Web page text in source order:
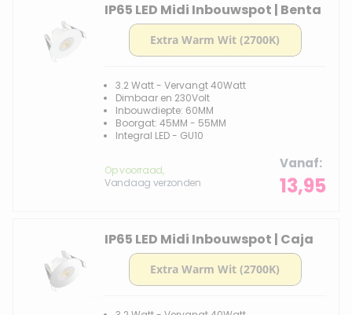
IP65 LED Midi Inbouwspot | Benta
3.2 Watt - Vervangt 40Watt
Dimbaar en 230Volt
Inbouwdiepte: 60MM
Boorgat: 45MM - 55MM
Integral LED - GU10
Op voorraad,
Vandaag verzonden
Vanaf
13,95
IP65 LED Midi Inbouwspot | Caja